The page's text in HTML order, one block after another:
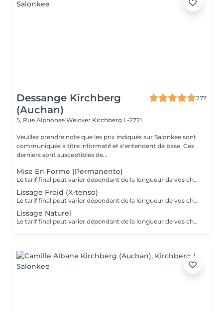
Dessange Kirchberg
(Auchan)
277
5, Rue Alphonse Weicker Kirchberg L-2721
Veuillez prendre note que les prix indiqués sur Salonkee sont
communiqués à titre informatif et s'entendent de base. Ces
derniers sont susceptibles de...
Mise En Forme (Permanente)
Le tarif final peut varier dépendant de la longueur de vos cheveux ainsi que des soins et produits utilisés.
Lissage Froid (X-tenso)
Le tarif final peut varier dépendant de la longueur de vos cheveux ainsi que des soins et produits utilisés.
Lissage Naturel
Le tarif final peut varier dépendant de la longueur de vos cheveux ainsi que des soins et produits utilisés.